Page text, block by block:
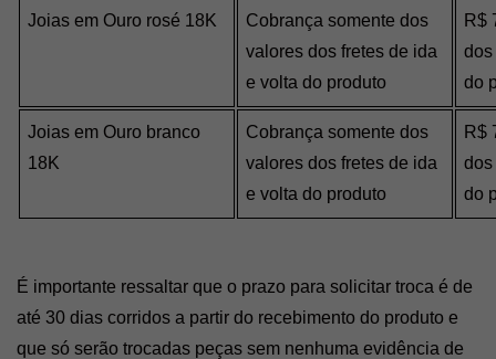
Joias em Ouro rosé 18K
Cobrança somente dos
valores dos fretes de ida
e volta do produto
R$
dos
do
Joias em Ouro branco
18K
Cobrança somente dos
valores dos fretes de ida
e volta do produto
R$
dos
do
É importante ressaltar que o prazo para solicitar troca é de
até 30 dias corridos a partir do recebimento do produto e
que só serão trocadas peças sem nenhuma evidência de